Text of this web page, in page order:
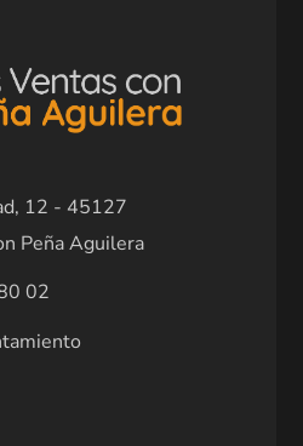
12 - 45127
Peña Aguilera
02